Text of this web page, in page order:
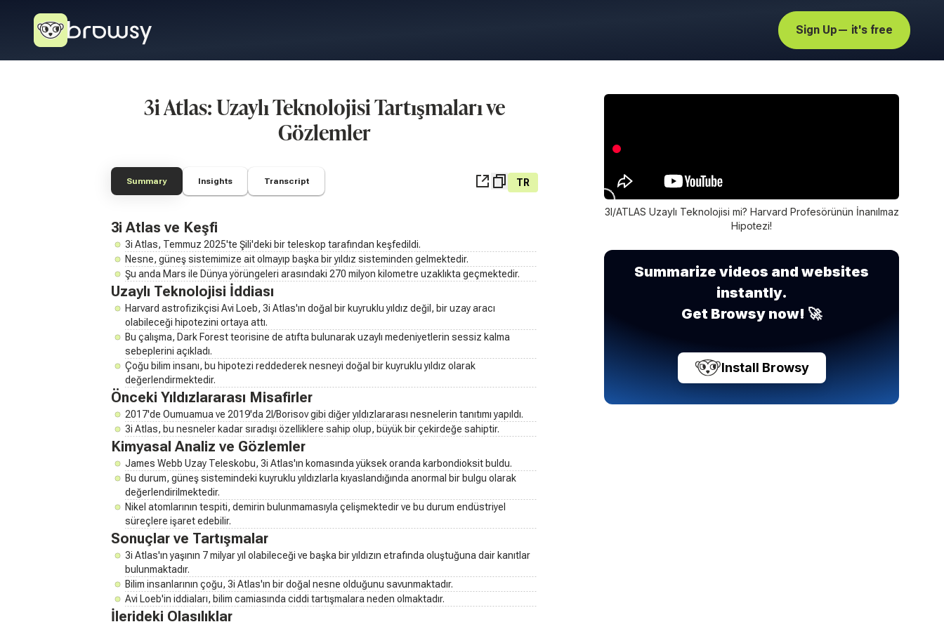
Sign Up— it's free
3i Atlas: Uzaylı Teknolojisi Tartışmaları ve
Gözlemler
Summary Insights Transcript TR
3i Atlas ve Keşfi
3i Atlas, Temmuz 2025'te Şili'deki bir teleskop tarafından keşfedildi.
Nesne, güneş sistemimize ait olmayıp başka bir yıldız sisteminden gelmektedir.
Şu anda Mars ile Dünya yörüngeleri arasındaki 270 milyon kilometre uzaklıkta geçmektedir.
Uzaylı Teknolojisi İddiası
Harvard astrofizikçisi Avi Loeb, 3i Atlas'ın doğal bir kuyruklu yıldız değil, bir uzay aracı
olabileceği hipotezini ortaya attı.
Bu çalışma, Dark Forest teorisine de atıfta bulunarak uzaylı medeniyetlerin sessiz kalma
sebeplerini açıkladı.
Çoğu bilim insanı, bu hipotezi reddederek nesneyi doğal bir kuyruklu yıldız olarak
değerlendirmektedir.
Önceki Yıldızlararası Misafirler
2017'de Oumuamua ve 2019'da 2I/Borisov gibi diğer yıldızlararası nesnelerin tanıtımı yapıldı.
3i Atlas, bu nesneler kadar sıradışı özelliklere sahip olup, büyük bir çekirdeğe sahiptir.
Kimyasal Analiz ve Gözlemler
James Webb Uzay Teleskobu, 3i Atlas'ın komasında yüksek oranda karbondioksit buldu.
Bu durum, güneş sistemindeki kuyruklu yıldızlarla kıyaslandığında anormal bir bulgu olarak
değerlendirilmektedir.
Nikel atomlarının tespiti, demirin bulunmamasıyla çelişmektedir ve bu durum endüstriyel
süreçlere işaret edebilir.
Sonuçlar ve Tartışmalar
3i Atlas'ın yaşının 7 milyar yıl olabileceği ve başka bir yıldızın etrafında oluştuğuna dair kanıtlar
bulunmaktadır.
Bilim insanlarının çoğu, 3i Atlas'ın bir doğal nesne olduğunu savunmaktadır.
Avi Loeb'in iddiaları, bilim camiasında ciddi tartışmalara neden olmaktadır.
İlerideki Olasılıklar
3I/ATLAS Uzaylı Teknolojisi mi? Harvard Profesörünün İnanılmaz
Hipotezi!
Summarize videos and websites
instantly.
Get Browsy now! 🚀
Install Browsy